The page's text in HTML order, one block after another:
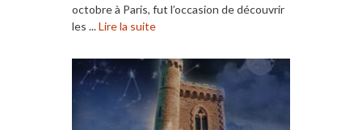
octobre à Paris, fut l’occasion de découvrir
les ...Lire la suite